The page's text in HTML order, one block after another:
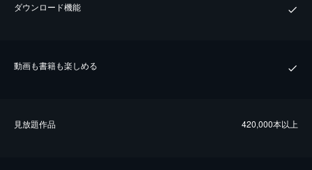
ダウンロード機能
動画も書籍も楽しめる
⾒放題作品 420,000本以上